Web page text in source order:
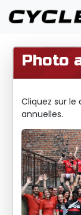
Photo
Cliquez sur
annuelles.
Previous